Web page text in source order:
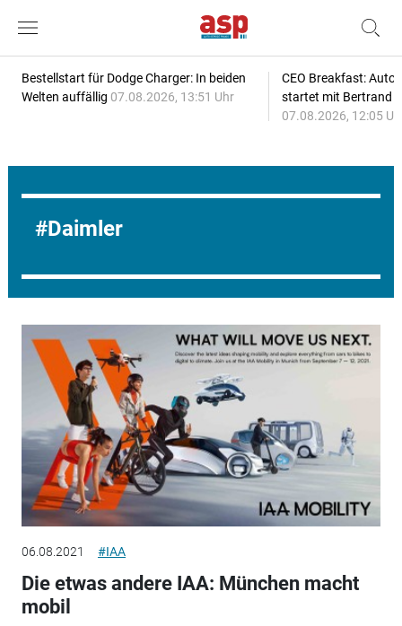
Bestellstart für Dodge Charger: In beiden
Welten auffällig 07.08.2026, 13:51 Uhr
CEO Breakfast:
startet mit Bertrand
07.08.2026, 12:05
Daimler
06.08.2021 #IAA
Die etwas andere IAA: München macht
mobil